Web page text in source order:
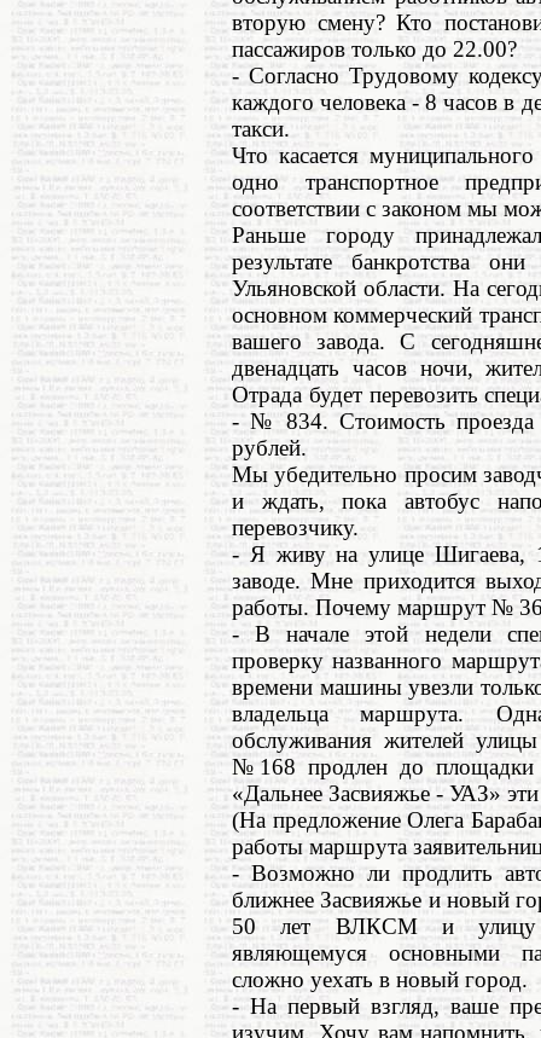
вторую смену? Кто
пассажиров только до 22.00?
- Согласно Трудовому
каждого человека - 8 часов в
такси.
Что касается
одно транспортное
соответствии с законом мы
Раньше городу
результате банкротства
Ульяновской области. На
основном коммерческий
вашего завода. С
двенадцать часов ночи,
Отрада будет перевозить
- № 834. Стоимость проезда
рублей.
Мы убедительно просим
и ждать, пока автобус
перевозчику.
- Я живу на улице Шигаева,
заводе. Мне приходится
работы. Почему маршрут № 36
- В начале этой недели
проверку названного
времени машины увезли
владельца маршрута.
обслуживания жителей
№168 продлен до площадки
«Дальнее Засвияжье - УАЗ»
(На предложение Олега
работы маршрута
- Возможно ли продлить
ближнее Засвияжье и новый
50 лет ВЛКСМ и улицу
являющемуся основными
сложно уехать в новый город.
- На первый взгляд, ваше
изучим. Хочу вам напомнить,